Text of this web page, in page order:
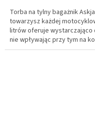
Torba na tylny bagażnik
towarzysz każdej
litrów oferuje wystarczająco
nie wpływając przy tym na
materiałowi i zamkom